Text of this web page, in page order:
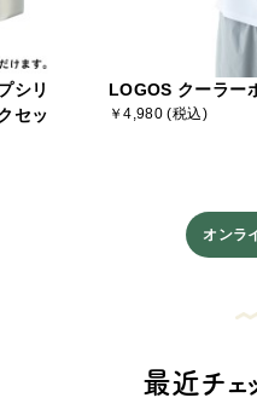
シリ
セッ
LOGOS クーラー
￥4,980 (税込)
オンラ
最近チェ